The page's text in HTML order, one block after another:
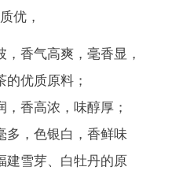
优，
香气高爽，毫香显，
优质原料；
香高浓，味醇厚；
多，色银白，香鲜味
建雪芽、白牡丹的原